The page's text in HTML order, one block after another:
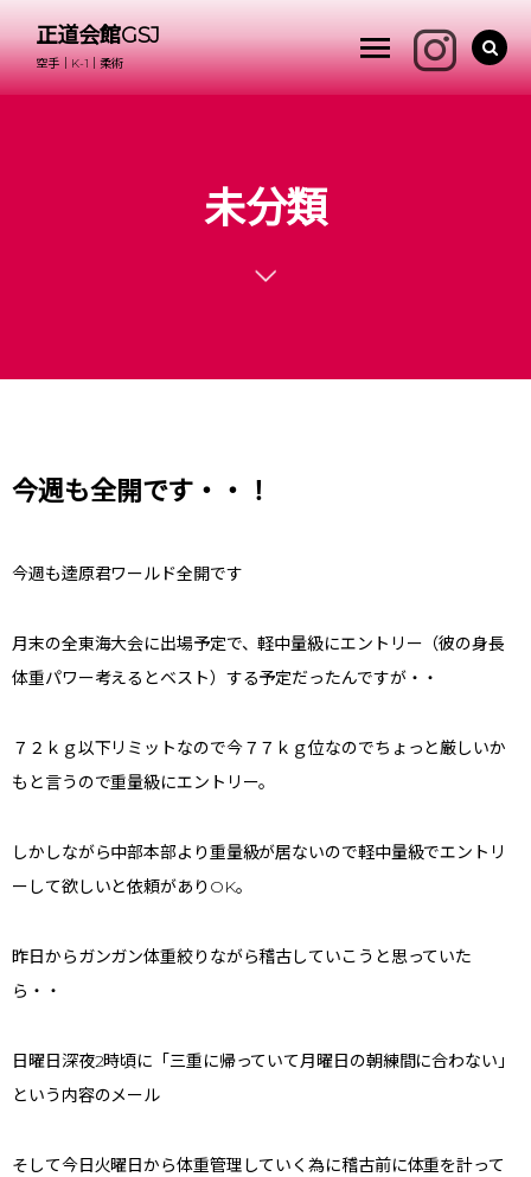
正道会館GSJ
空手｜K-1｜柔術
未分類
今週も全開です・・！
今週も逵原君ワールド全開です
月末の全東海大会に出場予定で、軽中量級にエントリー（彼の身長
体重パワー考えるとベスト）する予定だったんですが・・
７２ｋｇ以下リミットなので今７７ｋｇ位なのでちょっと厳しいか
もと言うので重量級にエントリー。
しかしながら中部本部より重量級が居ないので軽中量級でエントリ
ーして欲しいと依頼がありOK。
昨日からガンガン体重絞りながら稽古していこうと思っていた
ら・・
日曜日深夜2時頃に「三重に帰っていて月曜日の朝練間に合わない」
という内容のメール
そして今日火曜日から体重管理していく為に稽古前に体重を計って